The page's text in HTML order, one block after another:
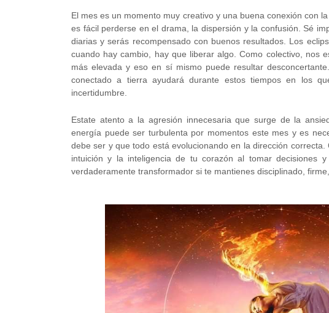
El mes es un momento muy creativo y una buena conexión con
es fácil perderse en el drama, la dispersión y la confusión. Sé
diarias y serás recompensado con buenos resultados. Los
cuando hay cambio, hay que liberar algo. Como colectivo, nos
más elevada y eso en sí mismo puede resultar
conectado a tierra ayudará durante estos tiempos en los
incertidumbre.
Estate atento a la agresión innecesaria que surge de la
energía puede ser turbulenta por momentos este mes y es
debe ser y que todo está evolucionando en la dirección
intuición y la inteligencia de tu corazón al tomar decisiones
verdaderamente transformador si te mantienes disciplinado,